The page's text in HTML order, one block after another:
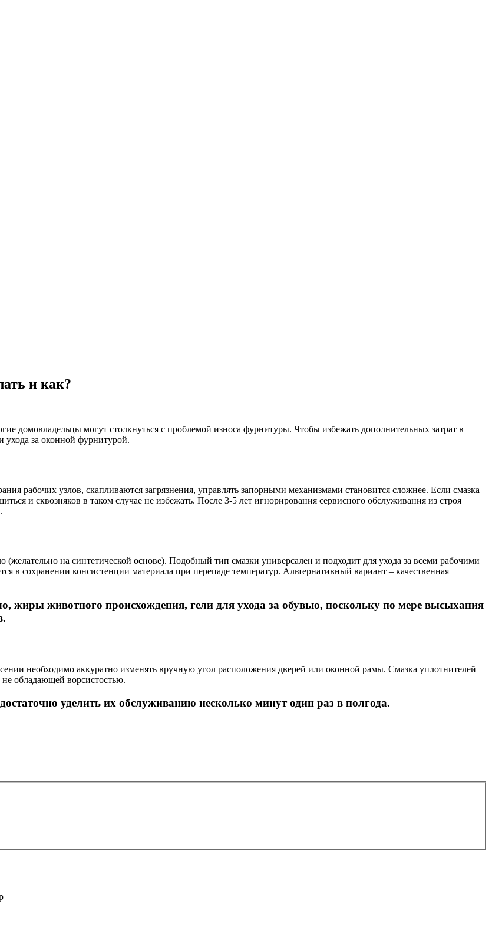
и как?
домовладельцы могут столкнуться с проблемой износа фурнитуры. Чтобы избежать дополнительных затрат в
ухода за оконной фурнитурой.
рабочих узлов, скапливаются загрязнения, управлять запорными механизмами становится сложнее. Если смазка
и сквозняков в таком случае не избежать. После 3-5 лет игнорирования сервисного обслуживания из строя
на синтетической основе). Подобный тип смазки универсален и подходит для ухода за всеми рабочими
в сохранении консистенции материала при перепаде температур. Альтернативный вариант – качественная
жиры животного происхождения, гели для ухода за обувью, поскольку по мере высыхания
необходимо аккуратно изменять вручную угол расположения дверей или оконной рамы. Смазка уплотнителей
обладающей ворсистостью.
уделить их обслуживанию несколько минут один раз в полгода.